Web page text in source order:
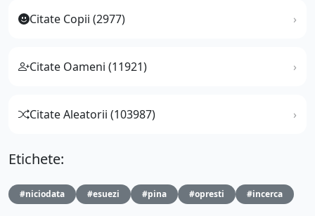
Citate Copii (2977)
Citate Oameni (11921)
Citate Aleatorii (103987)
Etichete:
#niciodata #esuezi #pina #opresti #incerca